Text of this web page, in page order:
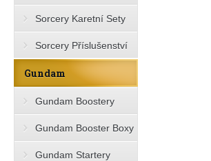
Sorcery Karetní Sety
Sorcery Příslušenství
Gundam
Gundam Boostery
Gundam Booster Boxy
Gundam Startery